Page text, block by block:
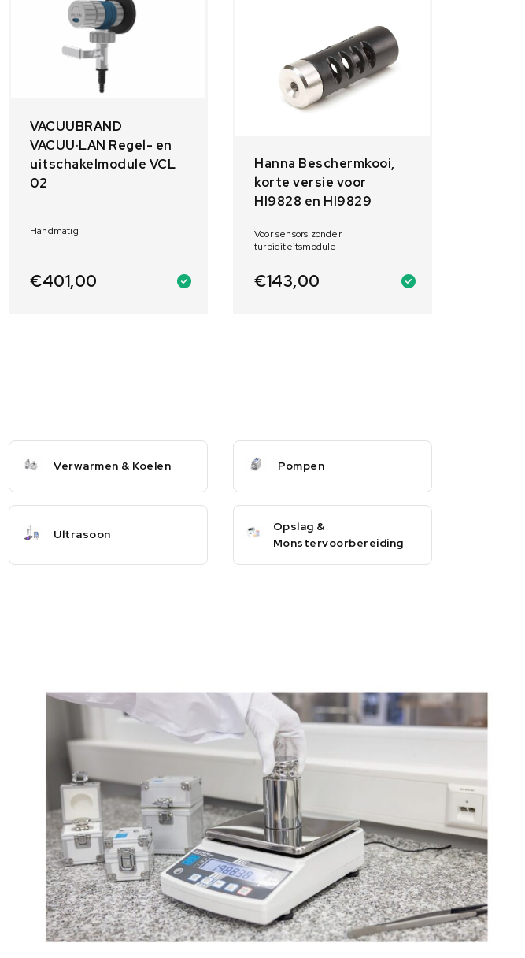
VACUUBRAND
VACUU·LAN Regel- en
uitschakelmodule VCL
02
Handmatig
€401,00
Hanna Beschermkooi,
korte versie voor
HI9828 en HI9829
Voor sensors zonder
turbiditeitsmodule
€143,00
Verwarmen & Koelen Pompen
Ultrasoon
Opslag &
Monstervoorbereiding